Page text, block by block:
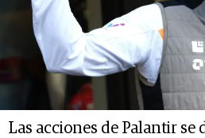
Las acciones de Palantir se